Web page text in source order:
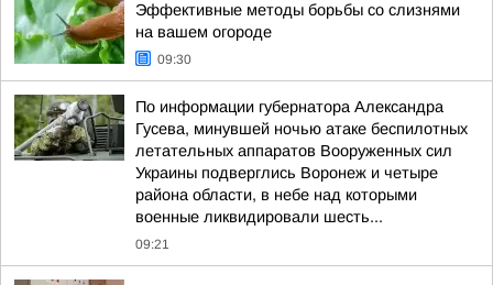
Эффективные методы борьбы со слизнями
на вашем огороде
09:30
По информации губернатора Александра
Гусева, минувшей ночью атаке беспилотных
летательных аппаратов Вооруженных сил
Украины подверглись Воронеж и четыре
района области, в небе над которыми
военные ликвидировали шесть...
09:21